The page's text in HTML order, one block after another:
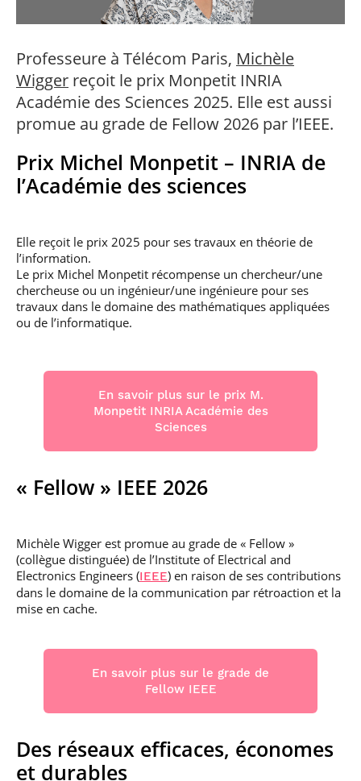
S’engager à Télécom
Paris
responsable : nos
Parcours Numérique
Enquête 1er emploi
Corps des Mines
donnant accès aux
Corps techniques de
l’État
Artificielle en
alternance
Expert
cybersécurité des
réseaux et des
systèmes
d’information
Artificielle – Expert
Data & MLops
multimodale et
autonome
Je suis élève en
situation de
faire ?
Vous êtes admis,
arrivée
Financement
Entreprises &
Spécialisé
formations de
Mastère Spécialisé
professionnel
• Journaliste
• Diplômé
• Créateur d’entreprise
Professeure à Télécom Paris, Michèle
Wigger reçoit le prix Monpetit INRIA
Académie des Sciences 2025. Elle est aussi
promue au grade de Fellow 2026 par l’IEEE.
Prix Michel Monpetit – INRIA de
l’Académie des sciences
Elle reçoit le prix 2025 pour ses travaux en théorie de
l’information.
Le prix Michel Monpetit récompense un chercheur/une
chercheuse ou un ingénieur/une ingénieure pour ses
travaux dans le domaine des mathématiques appliquées
ou de l’informatique.
En savoir plus sur le prix M.
Monpetit INRIA Académie des
Sciences
« Fellow » IEEE 2026
Michèle Wigger est promue au grade de « Fellow »
(collègue distinguée) de l’Institute of Electrical and
Electronics Engineers (IEEE) en raison de ses contributions
dans le domaine de la communication par rétroaction et la
mise en cache.
En savoir plus sur le grade de
Fellow IEEE
Des réseaux efficaces, économes
et durables